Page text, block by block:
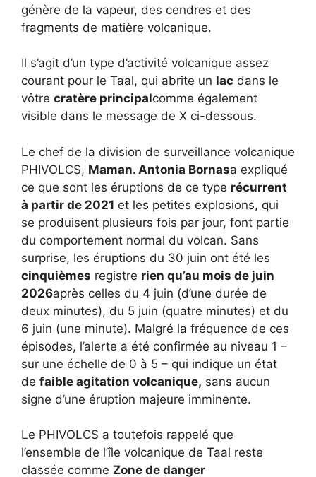
génère de la vapeur, des cendres et des
fragments de matière volcanique.
Il s’agit d’un type d’activité volcanique assez
courant pour le Taal, qui abrite un lac dans le
vôtre cratère principalcomme également
visible dans le message de X ci-dessous.
Le chef de la division de surveillance volcanique
PHIVOLCS, Maman. Antonia Bornasa expliqué
ce que sont les éruptions de ce type récurrent
à partir de 2021 et les petites explosions, qui
se produisent plusieurs fois par jour, font partie
du comportement normal du volcan. Sans
surprise, les éruptions du 30 juin ont été les
cinquièmes registre rien qu’au mois de juin
2026après celles du 4 juin (d’une durée de
deux minutes), du 5 juin (quatre minutes) et du
6 juin (une minute). Malgré la fréquence de ces
épisodes, l’alerte a été confirmée au niveau 1 –
sur une échelle de 0 à 5 – qui indique un état
de faible agitation volcanique, sans aucun
signe d’une éruption majeure imminente.
Le PHIVOLCS a toutefois rappelé que
l’ensemble de l’île volcanique de Taal reste
classée comme Zone de danger